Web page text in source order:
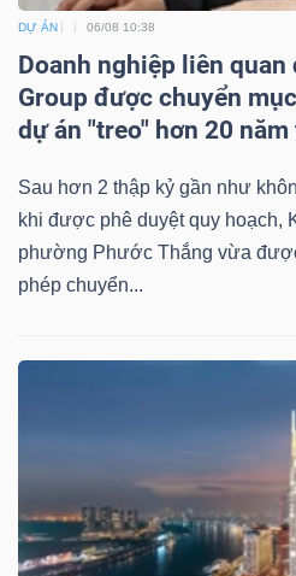
DỰ ÁN 06/08 10:38
Doanh nghiệp liên quan
Group được chuyển
dự án "treo" hơn 20 năm
Sau hơn 2 thập kỷ gần như
khi được phê duyệt quy hoạch,
phường Phước Thắng vừa
phép chuyển...
đầu
tư
Truyền
thông
tài
tài
chính